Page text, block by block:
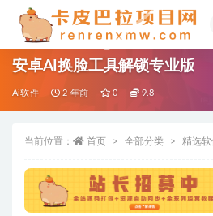
安卓AI换脸工具解锁专业版
Ai软件 2 年前 0 9.8
当前位置： 首页 全部分类 精选软
全部